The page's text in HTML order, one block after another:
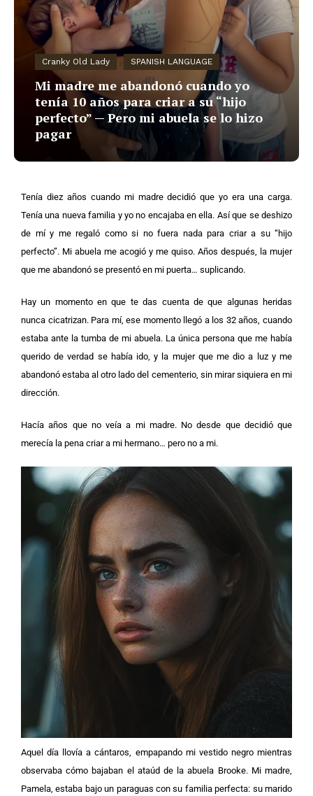
Cranky Old Lady SPANISH LANGUAGE
Mi madre me abandonó cuando yo
tenía 10 años para criar a su “hijo
perfecto” — Pero mi abuela se lo hizo
pagar
Tenía diez años cuando mi madre decidió que yo era una carga.
Tenía una nueva familia y yo no encajaba en ella. Así que se deshizo
de mí y me regaló como si no fuera nada para criar a su “hijo
perfecto”. Mi abuela me acogió y me quiso. Años después, la mujer
que me abandonó se presentó en mi puerta… suplicando.
Hay un momento en que te das cuenta de que algunas heridas
nunca cicatrizan. Para mí, ese momento llegó a los 32 años, cuando
estaba ante la tumba de mi abuela. La única persona que me había
querido de verdad se había ido, y la mujer que me dio a luz y me
abandonó estaba al otro lado del cementerio, sin mirar siquiera en mi
dirección.
Hacía años que no veía a mi madre. No desde que decidió que
merecía la pena criar a mi hermano… pero no a mi.
Aquel día llovía a cántaros, empapando mi vestido negro mientras
observaba cómo bajaban el ataúd de la abuela Brooke. Mi madre,
Pamela, estaba bajo un paraguas con su familia perfecta: su marido